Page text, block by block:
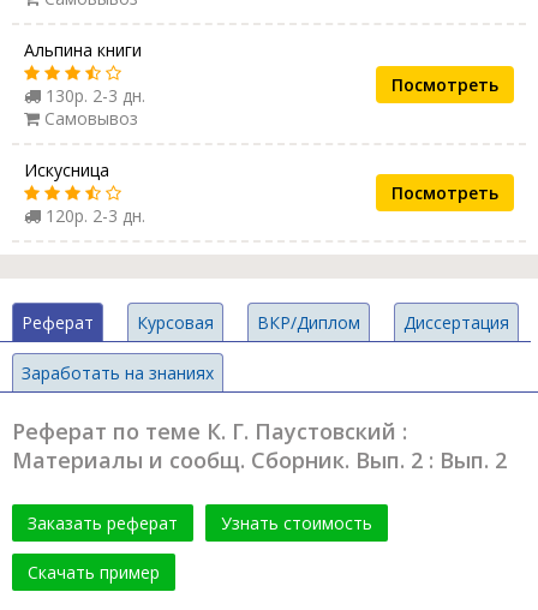
Альпина книги
130р. 2-3 дн.
Самовывоз
Посмотреть
Искусница
120р. 2-3 дн.
Посмотреть
Реферат Курсовая ВКР/Диплом Диссертация
Заработать на знаниях
Реферат по теме К. Г. Паустовский :
Материалы и сообщ. Сборник. Вып. 2 : Вып. 2
Заказать реферат Узнать стоимость
Скачать пример